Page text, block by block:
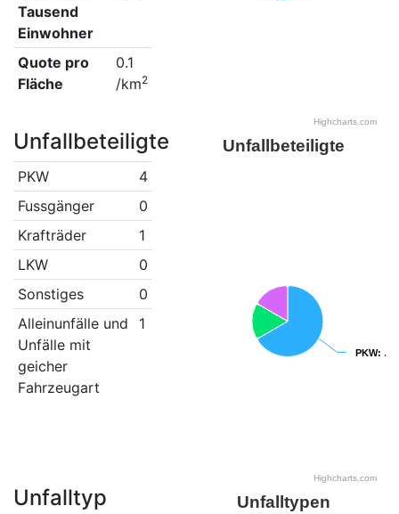
Tausend
Einwohner
Quote pro
Fläche
0.1
/km2
Highcharts.com
Unfallbeteiligte
PKW
4
Fussgänger
0
Krafträder
1
LKW
0
Sonstiges
0
Alleinunfälle und
Unfälle mit
geicher
Fahrzeugart
1
Unfallbeteiligte
PKW: …
PKW: …
Highcharts.com
Unfalltyp Unfalltypen